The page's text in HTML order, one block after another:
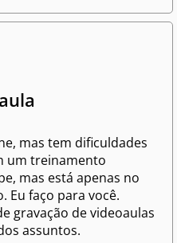
mas tem dificuldades
um treinamento
mas está apenas no
Eu faço para você.
gravação de videoaulas
assuntos.